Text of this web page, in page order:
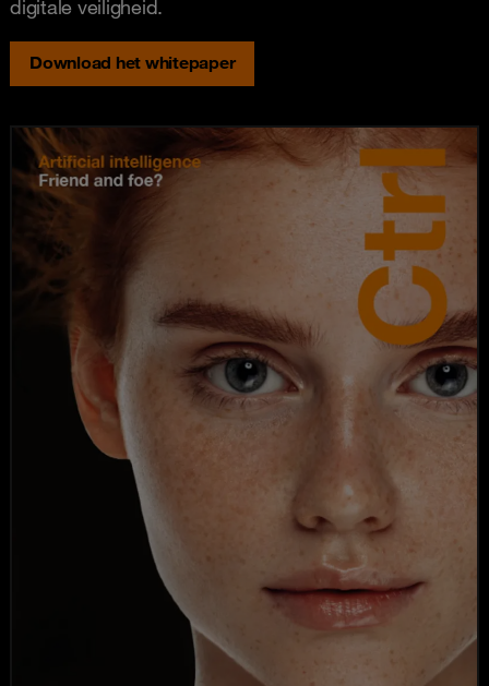
digitale veiligheid.
Download het whitepaper